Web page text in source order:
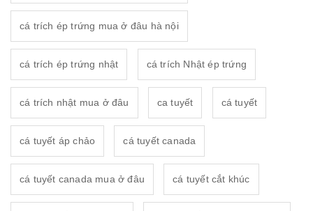
cá trích ép trứng mua ở đâu hà nội
cá trích ép trứng nhật cá trích Nhật ép trứng
cá trích nhật mua ở đâu ca tuyết cá tuyết
cá tuyết áp chảo cá tuyết canada
cá tuyết canada mua ở đâu cá tuyết cắt khúc